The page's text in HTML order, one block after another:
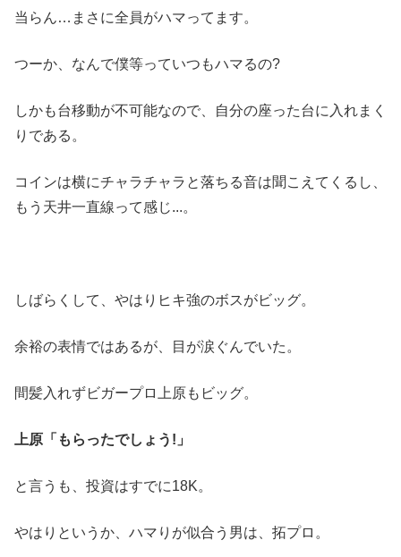
当らん…まさに全員がハマってます。
つーか、なんで僕等っていつもハマるの?
しかも台移動が不可能なので、自分の座った台に入れまく
りである。
コインは横にチャラチャラと落ちる音は聞こえてくるし、
もう天井一直線って感じ...。
しばらくして、やはりヒキ強のボスがビッグ。
余裕の表情ではあるが、目が涙ぐんでいた。
間髪入れずビガープロ上原もビッグ。
上原「もらったでしょう!」
と言うも、投資はすでに18K。
やはりというか、ハマりが似合う男は、拓プロ。